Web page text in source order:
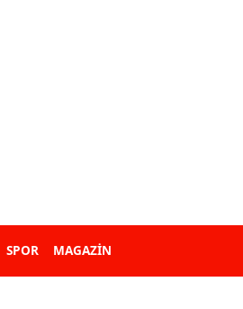
SPOR MAGAZİN